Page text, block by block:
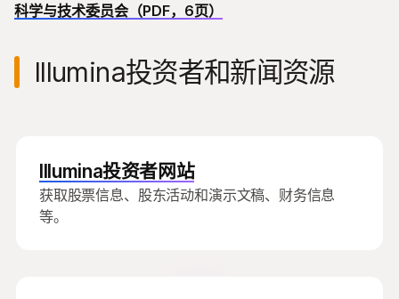
科学与技术委员会（PDF，6页）
Illumina投资者和新闻资源
Illumina投资者网站
获取股票信息、股东活动和演示文稿、财务信息
等。